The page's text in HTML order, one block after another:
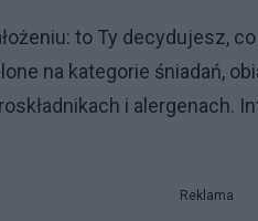
to Ty decydujesz,
na kategorie śniadań,
i alergenach.
Reklama